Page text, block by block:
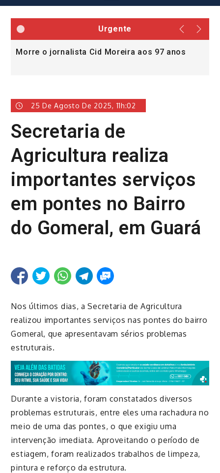
Urgente
Morre o jornalista Cid Moreira aos 97 anos
25 De Agosto De 2025, 11h:02
Secretaria de
Agricultura realiza
importantes serviços
em pontes no Bairro
do Gomeral, em Guará
Nos últimos dias, a Secretaria de Agricultura
realizou importantes serviços nas pontes do bairro
Gomeral, que apresentavam sérios problemas
estruturais.
Durante a vistoria, foram constatados diversos
problemas estruturais, entre eles uma rachadura no
meio de uma das pontes, o que exigiu uma
intervenção imediata. Aproveitando o período de
estiagem, foram realizados trabalhos de limpeza,
pintura e reforço da estrutura.